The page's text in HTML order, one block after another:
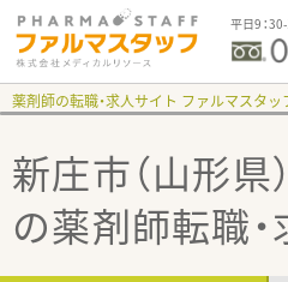
平日9：
薬剤師の転職・求人サイト ファルマスタッ
新庄市（山形県
の薬剤師転職